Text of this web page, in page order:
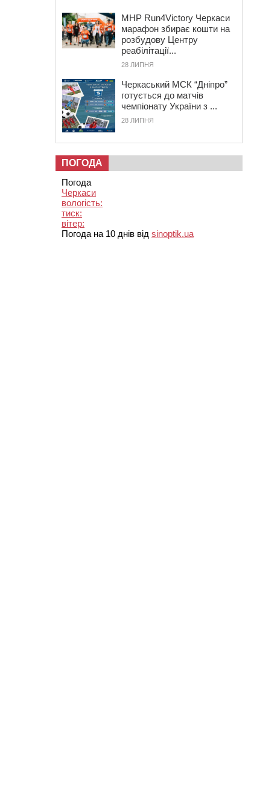
MHP Run4Victory Черкаси
марафон збирає кошти на
розбудову Центру
реабілітації...
28 ЛИПНЯ
Черкаський МСК “Дніпро”
готується до матчів
чемпіонату України з ...
28 ЛИПНЯ
ПОГОДА
Погода
Черкаси
вологість:
тиск:
вітер:
Погода на 10 днів від sinoptik.ua